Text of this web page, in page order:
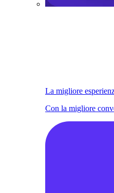
La migliore
Con la migliore